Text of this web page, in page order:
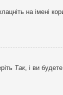
на імені
Так, і ви